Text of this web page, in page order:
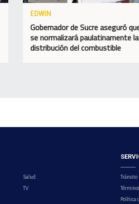
EDWIN
Gobernador de Sucre aseguró
se normalizará paulatinamente la
distribución del combustible
Salud
TV
Tránsito
Política